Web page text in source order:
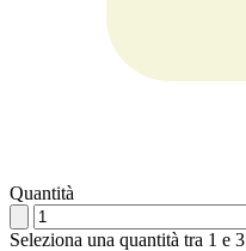
Quantità
Seleziona una quantità tra 1 e 3